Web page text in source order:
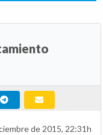
de 2015, 22:31h